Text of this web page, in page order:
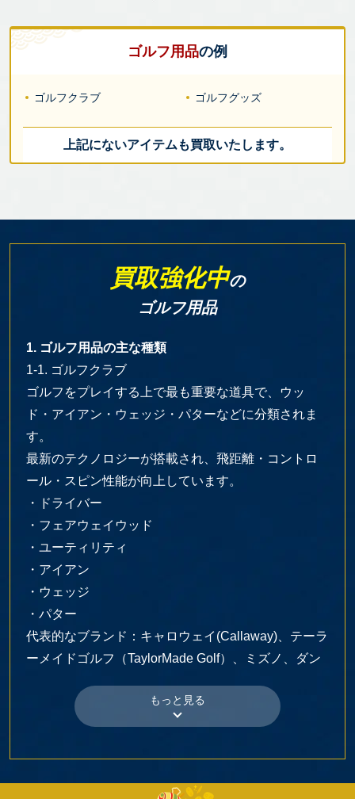
ゴルフ用品の例
ゴルフクラブ ゴルフグッズ
上記にないアイテムも買取いたします。
買取強化中の
ゴルフ用品
1. ゴルフ用品の主な種類
1-1. ゴルフクラブ
ゴルフをプレイする上で最も重要な道具で、ウッ
ド・アイアン・ウェッジ・パターなどに分類されま
す。
最新のテクノロジーが搭載され、飛距離・コントロ
ール・スピン性能が向上しています。
・ドライバー
・フェアウェイウッド
・ユーティリティ
・アイアン
・ウェッジ
・パター
代表的なブランド：キャロウェイ(Callaway)、テーラ
ーメイドゴルフ（TaylorMade Golf）、ミズノ、ダン
1-2. ゴルフボール
れていて、初心者向けのソフトボールから、プロ仕
様のマルチレイヤーボールまで種類が豊富です。